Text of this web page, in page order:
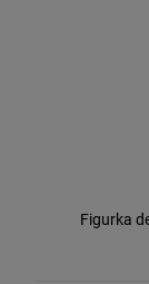
Figurka